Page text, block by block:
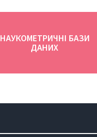
НАУКОМЕТРИЧНІ БАЗИ
ДАНИХ